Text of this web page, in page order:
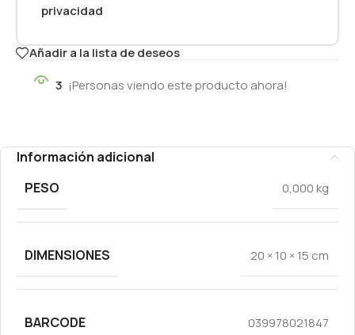
privacidad
Añadir a la lista de deseos
3 ¡Personas viendo este producto ahora!
Información adicional
PESO
0,000 kg
DIMENSIONES 20 × 10 × 15 cm
BARCODE 039978021847